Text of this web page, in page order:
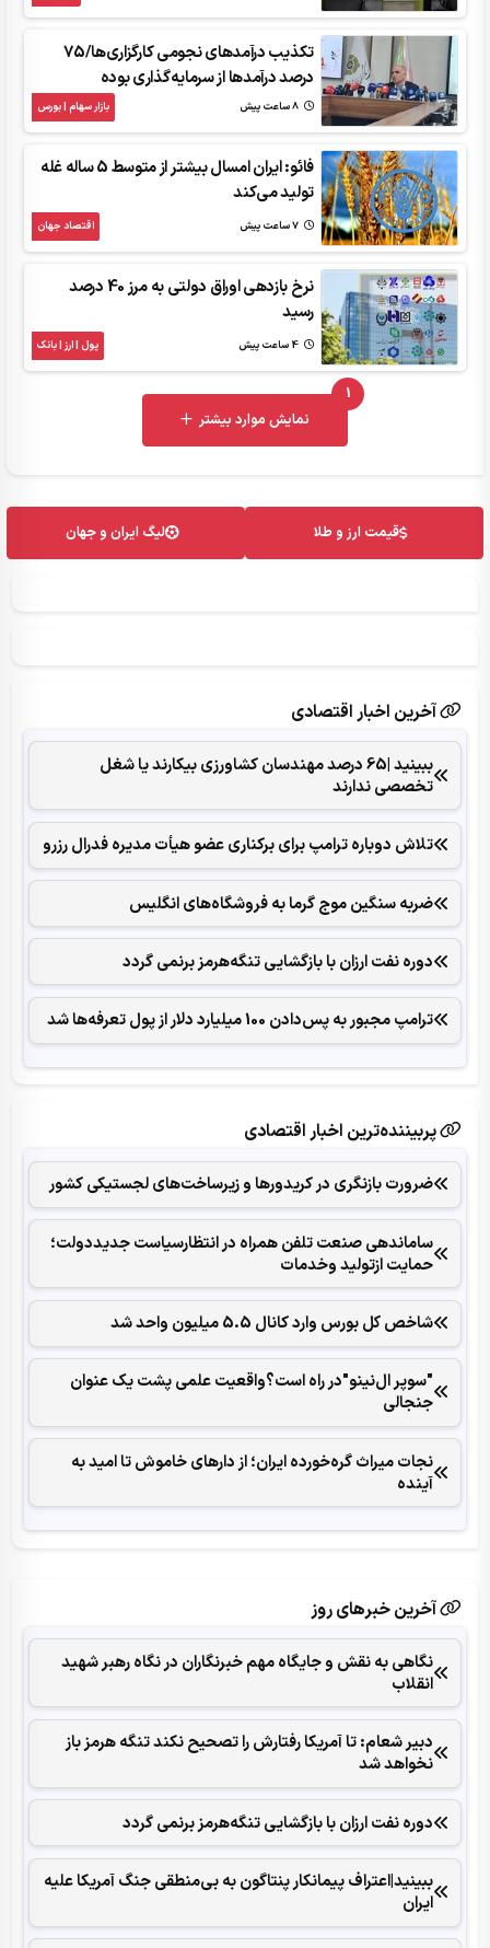
تکذیب درآمدهای نجومی کارگزاری‌ها/75
درصد درآمدها از سرمایه‌گذاری بوده
بازار سهام | بورس
فائو: ایران امسال بیشتر از متوسط 5 ساله غله
تولید می‌کند
اقتصاد جهان
نرخ بازدهی اوراق دولتی به مرز 40 درصد
رسید
پول | ارز | بانک
1
UNREAD MESSAGES
نمایش موارد بیشتر
قیمت ارز و طلا لیگ ایران و جهان
آخرین اخبار اقتصادی
ببینید |65 درصد مهندسان کشاورزی بیکارند یا شغل
تخصصی ندارند
تلاش دوباره ترامپ برای برکناری عضو هیأت‌ مدیره فدرال رزرو
ضربه سنگین موج گرما به فروشگاه‌های انگلیس
دوره نفت ارزان با بازگشایی تنگه‌هرمز برنمی گردد
ترامپ مجبور به پس‌دادن 100 میلیارد دلار از پول تعرفه‌ها شد
پربیننده‌ترین اخبار اقتصادی
ضرورت بازنگری در کریدورها و زیرساخت‌های لجستیکی کشور
ساماندهی صنعت تلفن همراه در انتظارسیاست جدیددولت؛
حمایت ازتولید وخدمات
شاخص کل بورس وارد کانال 5.5 میلیون واحد شد
"سوپر ال‌نینو"در راه است؟واقعیت علمی پشت یک عنوان
جنجالی
نجات میراث گره‌خورده ایران؛ از دارهای خاموش تا امید به
آینده
آخرین خبرهای روز
نگاهی به نقش و جایگاه مهم خبرنگاران در نگاه رهبر شهید
انقلاب
دبیر شعام: تا آمریکا رفتارش را تصحیح نکند تنگه هرمز باز
نخواهد شد
دوره نفت ارزان با بازگشایی تنگه‌هرمز برنمی گردد
ببینید|اعتراف پیمانکار پنتاگون به بی‌منطقی جنگ آمریکا علیه
ایران